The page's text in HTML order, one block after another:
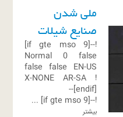
ملی شدن
صنایع شیلات
!--[if gte mso 9]
Normal
0
false
false false
EN-US
X-NONE
AR-SA
!
[endif]--
!--[if gte mso 9]
...
بیشتر